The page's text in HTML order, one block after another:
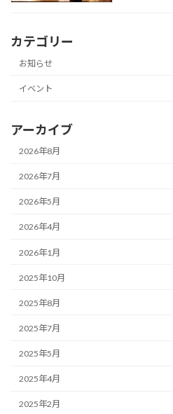
カテゴリー
お知らせ
イベント
アーカイブ
2026年8月
2026年7月
2026年5月
2026年4月
2026年1月
2025年10月
2025年8月
2025年7月
2025年5月
2025年4月
2025年2月